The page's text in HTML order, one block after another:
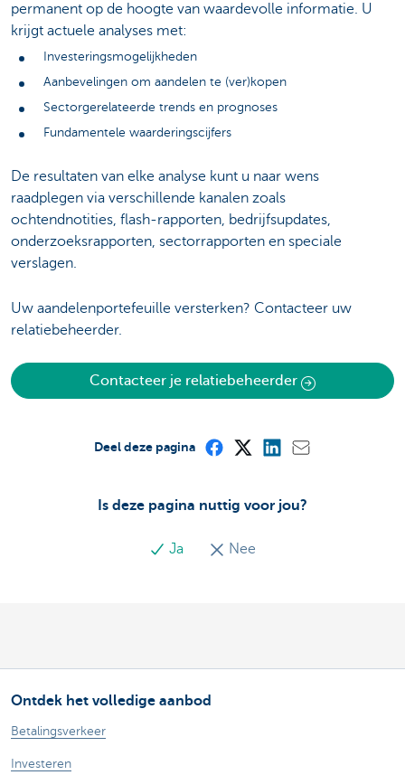
permanent op de hoogte van waardevolle informatie. U
krijgt actuele analyses met:
Investeringsmogelijkheden
Aanbevelingen om aandelen te (ver)kopen
Sectorgerelateerde trends en prognoses
Fundamentele waarderingscijfers
De resultaten van elke analyse kunt u naar wens
raadplegen via verschillende kanalen zoals
ochtendnotities, flash-rapporten, bedrijfsupdates,
onderzoeksrapporten, sectorrapporten en speciale
verslagen.
Uw aandelenportefeuille versterken? Contacteer uw
relatiebeheerder.
Contacteer je relatiebeheerder
Is deze pagina nuttig voor jou?
Ja Nee
Deel deze pagina
Ontdek het volledige aanbod
Betalingsverkeer
Investeren